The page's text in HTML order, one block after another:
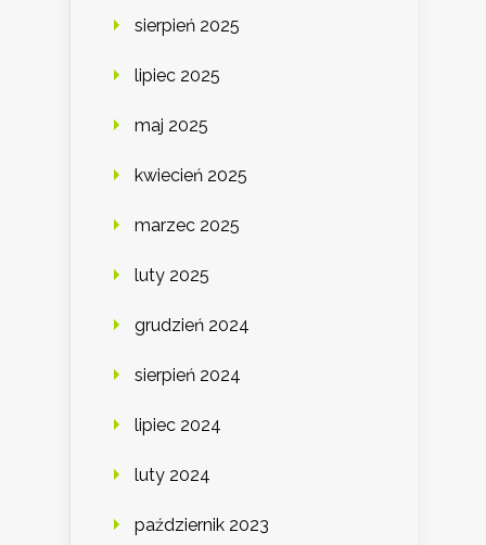
sierpień 2025
lipiec 2025
maj 2025
kwiecień 2025
marzec 2025
luty 2025
grudzień 2024
sierpień 2024
lipiec 2024
luty 2024
październik 2023